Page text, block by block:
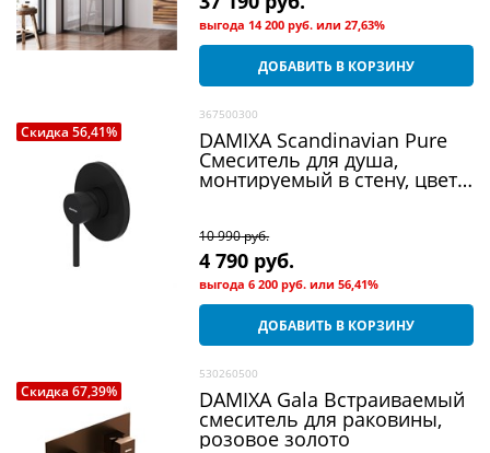
выгода 14 200 руб. или27,63%
ДОБАВИТЬ В КОРЗИНУ
Скидка 56,41%
367500300
DAMIXA Scandinavian Pure
Смеситель для душа,
монтируемый в стену, цвет
10 990 руб.
4 790 руб.
выгода6 200 руб. или56,41%
ДОБАВИТЬ В КОРЗИНУ
Скидка 67,39%
530260500
DAMIXA Gala Встраиваемый
смеситель для раковины,
розовое золото